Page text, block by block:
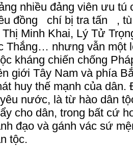
nhiều đảng viên ưu tú
đồng chí bị tra tấn ,
Minh Khai, Lý Tử
Thắng… nhưng vẫn một
kháng chiến chống
giới Tây Nam và phía
huy thế mạnh của dân.
nước, là từ hào dân
cho dân, trong bất cứ
đạo và gánh vác sứ
tộc.